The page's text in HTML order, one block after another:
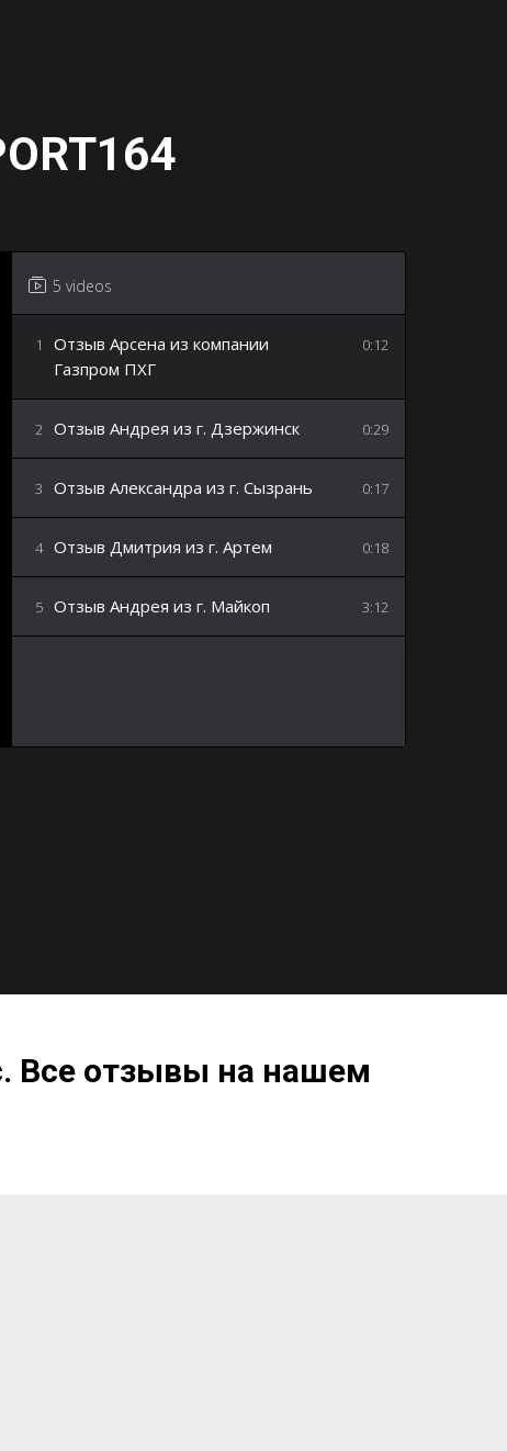
5 videos
1
Отзыв Арсена из компании
Газпром ПХГ
0:12
2 Отзыв Андрея из г. Дзержинск 0:29
3 Отзыв Александра из г. Сызрань 0:17
4 Отзыв Дмитрия из г. Артем 0:18
5 Отзыв Андрея из г. Майкоп 3:12
Все отзывы на нашем